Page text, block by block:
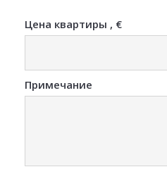
Цена квартиры , €
Примечание